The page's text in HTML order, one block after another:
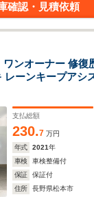
確認・見積依頼
ンオーナー 修復
レーンキープアシ
TV Bluetooth 純
支払総額
230.7 万円
年式
2021年
車検
車検整備付
保証
保証付
住所
長野県松本市